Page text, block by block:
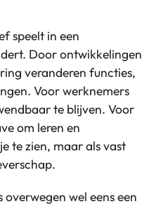
speelt in een
Door ontwikkelingen
veranderen functies,
Voor werknemers
te blijven. Voor
om leren en
te zien, maar als vast
wel eens een